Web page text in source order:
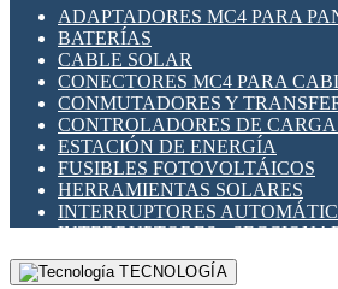
ADAPTADORES MC4 PARA
BATERÍAS
CABLE SOLAR
CONECTORES MC4 PARA
CONMUTADORES Y
CONTROLADORES DE
ESTACIÓN DE ENERGÍA
FUSIBLES FOTOVOLTÁICOS
HERRAMIENTAS SOLARES
INTERRUPTORES
INTERRUPTORES -
FOTOVOLTÁICOS
MONTAJE PANEL SOLAR
TECNOLOGÍA